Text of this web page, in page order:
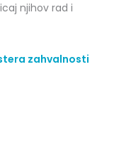
njihov rad i
zahvalnosti